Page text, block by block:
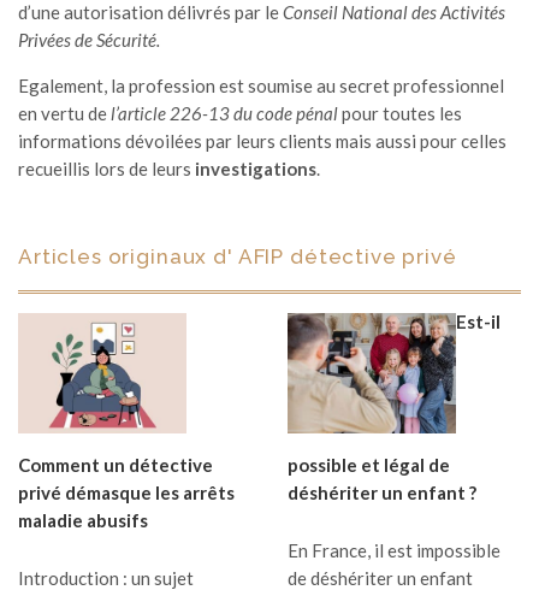
d’une autorisation délivrés par leConseil National des Activités
Privées de Sécurité.
Egalement, la profession est soumise au secret professionnel
en vertu del’article 226-13 du code pénalpour toutes les
informations dévoilées par leurs clients mais aussi pour celles
recueillis lors de leurs investigations.
Articles originaux d' AFIP détective privé
Comment un détective
privé démasque les arrêts
maladie abusifs
Introduction : un sujet
Est-il
possible et légal de
déshériter un enfant ?
En France, il est impossible
de déshériter un enfant